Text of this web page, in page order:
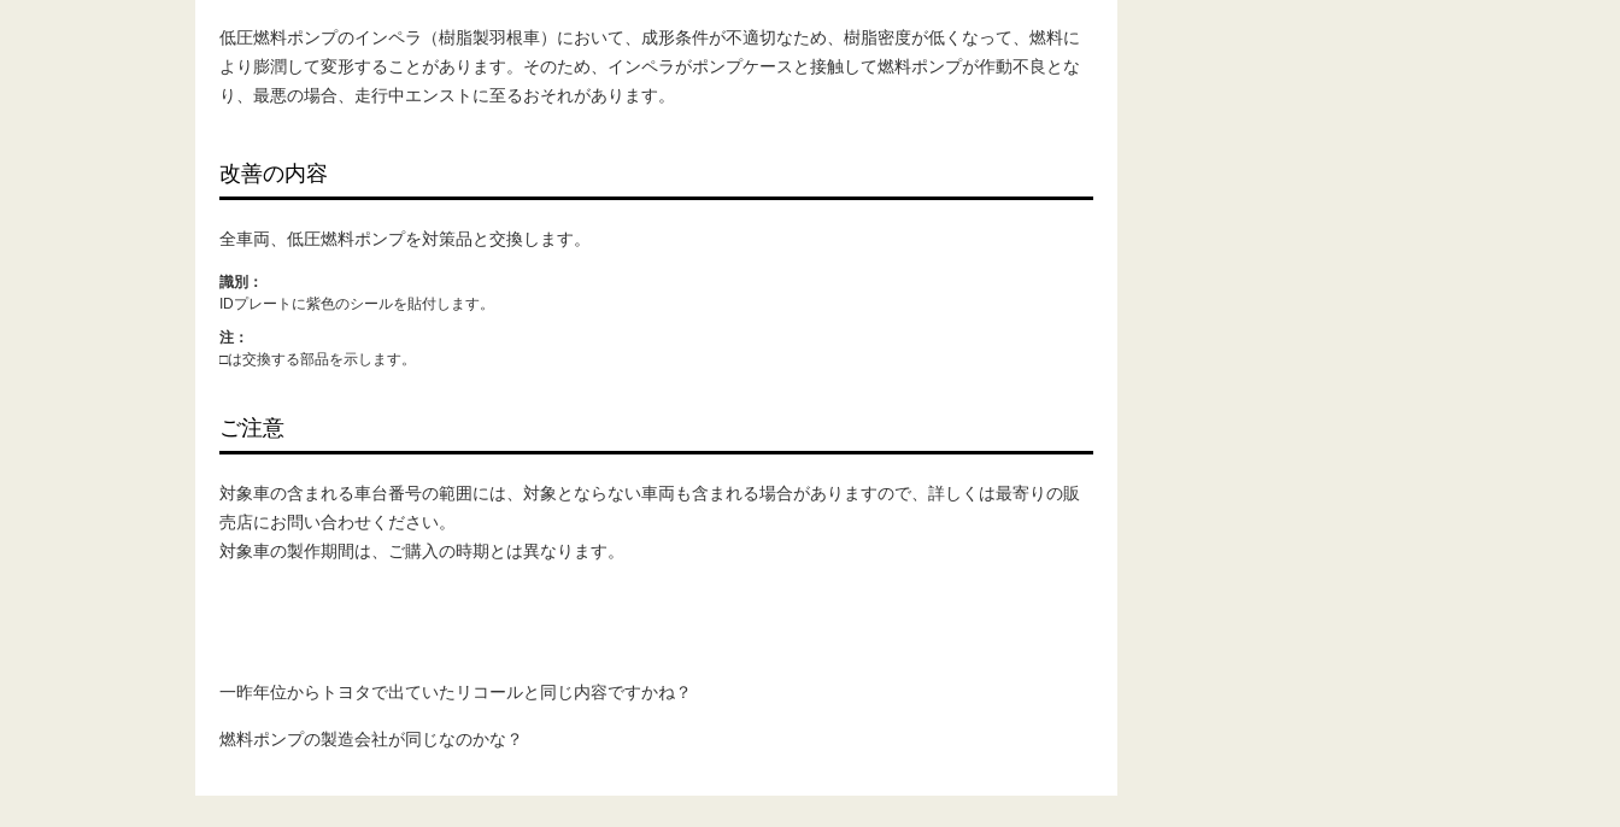
低圧燃料ポンプのインペラ（樹脂製羽根車）において、成形条件が不適切なため、樹脂密度が低くなって、燃料に
より膨潤して変形することがあります。そのため、インペラがポンプケースと接触して燃料ポンプが作動不良とな
り、最悪の場合、走行中エンストに至るおそれがあります。
改善の内容
全車両、低圧燃料ポンプを対策品と交換します。
識別：
IDプレートに紫色のシールを貼付します。
注：
□は交換する部品を示します。
ご注意
対象車の含まれる車台番号の範囲には、対象とならない車両も含まれる場合がありますので、詳しくは最寄りの販
売店にお問い合わせください。
対象車の製作期間は、ご購入の時期とは異なります。
一昨年位からトヨタで出ていたリコールと同じ内容ですかね？
燃料ポンプの製造会社が同じなのかな？